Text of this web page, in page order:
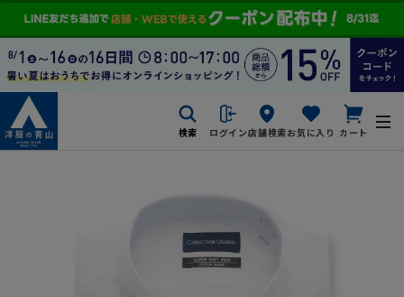
検索 ログイン店舗検索お気に入り カート